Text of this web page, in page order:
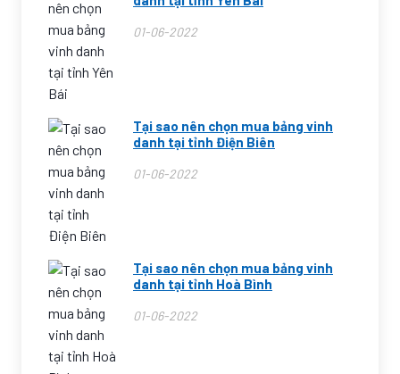
01-06-2022
Tại sao nên chọn mua bảng vinh
danh tại tỉnh Điện Biên
01-06-2022
Tại sao nên chọn mua bảng vinh
danh tại tỉnh Hoà Bình
01-06-2022